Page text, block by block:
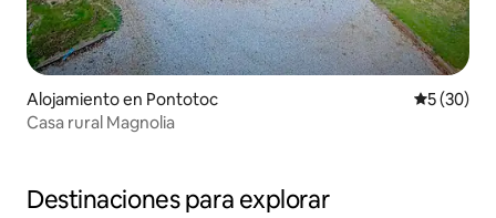
Alojamiento en Pontotoc
5 (30)
Casa rural Magnolia
Destinaciones para explorar